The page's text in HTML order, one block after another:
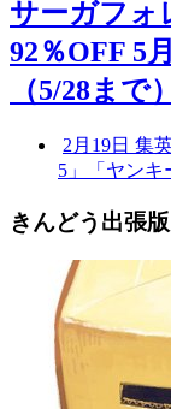
サーガフォ
92％OFF 5
（5/28まで）
2月19日 集
5」「ヤンキ
きんどう出張